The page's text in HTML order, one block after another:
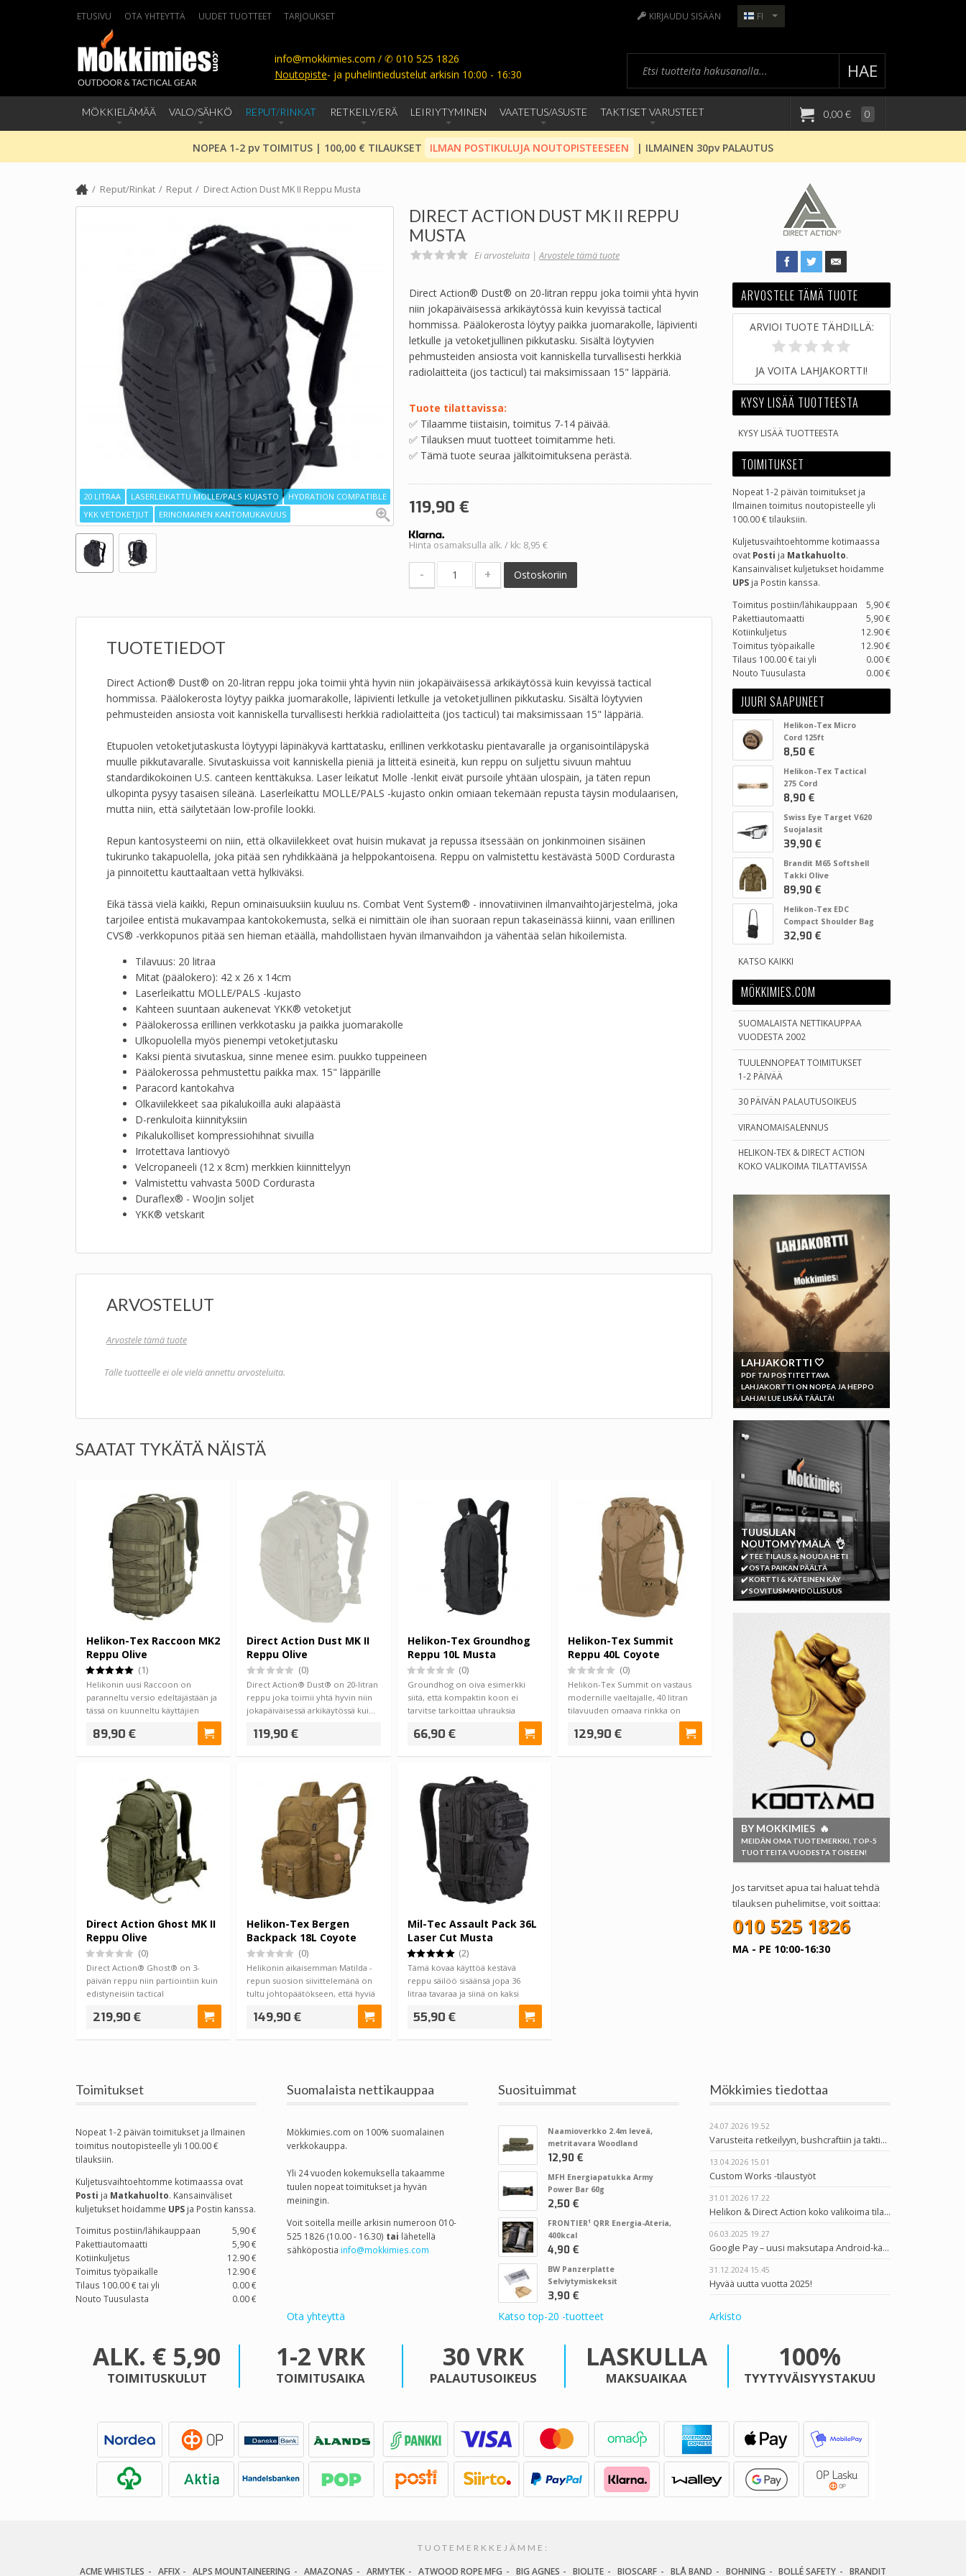
ETUSIVU OTA YHTEYTTÄ UUDET TUOTTEET TARJOUKSET KIRJAUDU SISÄÄN
info@mokkimies.com / ✆ 010 525 1826
Noutopiste- ja puhelintiedustelut arkisin 10:00 - 16:30 HAE
FI
MÖKKIELÄMÄÄ VALO/SÄHKÖ REPUT/RINKAT RETKEILY/ERÄ LEIRIYTYMINEN VAATETUS/ASUSTE TAKTISET VARUSTEET 0,00 € 0
NOPEA 1-2 pv TOIMITUS | 100,00 € TILAUKSET ILMAN POSTIKULUJA NOUTOPISTEESEEN | ILMAINEN 30pv PALAUTUS
Reput/Rinkat Reput Direct Action Dust MK II Reppu Musta
DIRECT ACTION DUST MK II REPPU
MUSTA
Ei arvosteluita |Arvostele tämä tuote
20 LITRAA LASERLEIKATTU MOLLE/PALS KUJASTO
HYDRATION COMPATIBLE
YKK VETOKETJUT
ERINOMAINEN KANTOMUKAVUUS
Direct Action® Dust® on 20-litran reppu joka toimii yhtä hyvin
niin jokapäiväisessä arkikäytössä kuin kevyissä tactical
hommissa. Päälokerosta löytyy paikka juomarakolle, läpivienti
letkulle ja vetoketjullinen pikkutasku. Sisältä löytyvien
pehmusteiden ansiosta voit kanniskella turvallisesti herkkiä
radiolaitteita (jos tacticul) tai maksimissaan 15" läppäriä.
Tuote tilattavissa:
✅ Tilaamme tiistaisin, toimitus 7-14 päivää.
✅ Tilauksen muut tuotteet toimitamme heti.
✅ Tämä tuote seuraa jälkitoimituksena perästä.
119,90 €
Hinta osamaksulla alk. / kk: 8,95 €
- + Ostoskoriin
TUOTETIEDOT
Direct Action® Dust® on 20-litran reppu joka toimii yhtä hyvin niin jokapäiväisessä arkikäytössä kuin kevyissä tactical
hommissa. Päälokerosta löytyy paikka juomarakolle, läpivienti letkulle ja vetoketjullinen pikkutasku. Sisältä löytyvien
pehmusteiden ansiosta voit kanniskella turvallisesti herkkiä radiolaitteita (jos tacticul) tai maksimissaan 15" läppäriä.
Etupuolen vetoketjutaskusta löytyypi läpinäkyvä karttatasku, erillinen verkkotasku pientavaralle ja organisointiläpyskä
muulle pikkutavaralle. Sivutaskuissa voit kanniskella pieniä ja litteitä esineitä, kun reppu on suljettu sivuun mahtuu
standardikokoinen U.S. canteen kenttäkuksa. Laser leikatut Molle -lenkit eivät pursoile yhtään ulospäin, ja täten repun
ulkopinta pysyy tasaisen sileänä. Laserleikattu MOLLE/PALS -kujasto onkin omiaan tekemään repusta täysin modulaarisen,
mutta niin, että säilytetään low-profile lookki.
Repun kantosysteemi on niin, että olkaviilekkeet ovat huisin mukavat ja repussa itsessään on jonkinmoinen sisäinen
tukirunko takapuolella, joka pitää sen ryhdikkäänä ja helppokantoisena. Reppu on valmistettu kestävästä 500D Cordurasta
ja pinnoitettu kauttaaltaan vettä hylkiväksi.
Eikä tässä vielä kaikki, Repun ominaisuuksiin kuuluu ns. Combat Vent System® - innovatiivinen ilmanvaihtojärjestelmä, joka
tarjoilee entistä mukavampaa kantokokemusta, selkä ei nimittäin ole ihan suoraan repun takaseinässä kiinni, vaan erillinen
CVS® -verkkopunos pitää sen hieman etäällä, mahdollistaen hyvän ilmanvaihdon ja vähentää selän hikoilemista.
Tilavuus: 20 litraa
Mitat (päälokero): 42 x 26 x 14cm
Laserleikattu MOLLE/PALS -kujasto
Kahteen suuntaan aukenevat YKK® vetoketjut
Päälokerossa erillinen verkkotasku ja paikka juomarakolle
Ulkopuolella myös pienempi vetoketjutasku
Kaksi pientä sivutaskua, sinne menee esim. puukko tuppeineen
Päälokerossa pehmustettu paikka max. 15" läppärille
Paracord kantokahva
Olkaviilekkeet saa pikalukoilla auki alapäästä
D-renkuloita kiinnityksiin
Pikalukolliset kompressiohihnat sivuilla
Irrotettava lantiovyö
Velcropaneeli (12 x 8cm) merkkien kiinnittelyyn
Valmistettu vahvasta 500D Cordurasta
Duraflex® - WooJin soljet
YKK® vetskarit
ARVOSTELUT
Arvostele tämä tuote
Tälle tuotteelle ei ole vielä annettu arvosteluita.
SAATAT TYKÄTÄ NÄISTÄ
Helikon-Tex Raccoon MK2
Reppu Olive
(1)
Helikonin uusi Raccoon on
paranneltu versio edeltäjästään ja
tässä on kuunneltu käyttäjien
89,90 €
Direct Action Dust MK II
Reppu Olive
(0)
Direct Action® Dust® on 20-litran
reppu joka toimii yhtä hyvin niin
jokapäiväisessä arkikäytössä kui…
119,90 €
Helikon-Tex Groundhog
Reppu 10L Musta
(0)
Groundhog on oiva esimerkki
siitä, että kompaktin koon ei
tarvitse tarkoittaa uhrauksia
66,90 €
Helikon-Tex Summit
Reppu 40L Coyote
(0)
Helikon-Tex Summit on vastaus
modernille vaeltajalle, 40 litran
tilavuuden omaava rinkka on
129,90 €
Direct Action Ghost MK II
Reppu Olive
(0)
Direct Action® Ghost® on 3-
päivän reppu niin partiointiin kuin
edistyneisiin tactical
219,90 €
Helikon-Tex Bergen
Backpack 18L Coyote
(0)
Helikonin aikaisemman Matilda -
repun suosion siivittelemänä on
tultu johtopäätökseen, että hyviä
149,90 €
Mil-Tec Assault Pack 36L
Laser Cut Musta
(2)
Tämä kovaa käyttöä kestävä
reppu säilöö sisäänsä jopa 36
litraa tavaraa ja siinä on kaksi
55,90 €
ARVOSTELE TÄMÄ TUOTE
ARVIOI TUOTE TÄHDILLÄ:
JA VOITA LAHJAKORTTI!
KYSY LISÄÄ TUOTTEESTA
KYSY LISÄÄ TUOTTEESTA
TOIMITUKSET
Nopeat 1-2 päivän toimitukset ja
Ilmainen toimitus noutopisteelle yli
100.00 € tilauksiin.
Kuljetusvaihtoehtomme kotimaassa
ovat Posti ja Matkahuolto.
Kansainväliset kuljetukset hoidamme
UPS ja Postin kanssa.
Toimitus postiin/lähikauppaan
5,90 €
Pakettiautomaatti
5,90 €
Kotiinkuljetus
12.90 €
Toimitus työpaikalle
12.90 €
Tilaus 100.00 € tai yli
0.00 €
Nouto Tuusulasta
0.00 €
JUURI SAAPUNEET
Helikon-Tex Micro
Cord 125ft
8,50 €
Helikon-Tex Tactical
275 Cord
8,90 €
Swiss Eye Target V620
Suojalasit
39,90 €
Brandit M65 Softshell
Takki Olive
89,90 €
Helikon-Tex EDC
Compact Shoulder Bag
32,90 €
KATSO KAIKKI
MÖKKIMIES.COM
SUOMALAISTA NETTIKAUPPAA
VUODESTA 2002
TUULENNOPEAT TOIMITUKSET
1-2 PÄIVÄÄ
30 PÄIVÄN PALAUTUSOIKEUS
VIRANOMAISALENNUS
HELIKON-TEX & DIRECT ACTION
KOKO VALIKOIMA TILATTAVISSA
LAHJAKORTTI 🤍
PDF TAI POSTITETTAVA
LAHJAKORTTI ON NOPEA JA HEPPO
LAHJA! LUE LISÄÄ TÄÄLTÄ!
TUUSULAN
NOUTOMYYMÄLÄ 👌
✔️ TEE TILAUS & NOUDA HETI
✔️ OSTA PAIKAN PÄÄLTÄ
✔️ KORTTI & KÄTEINEN KÄY
✔️ SOVITUSMAHDOLLISUUS
BY MOKKIMIES 🔥
MEIDÄN OMA TUOTEMERKKI, TOP-5
TUOTTEITA VUODESTA TOISEEN!
Jos tarvitset apua tai haluat tehdä
tilauksen puhelimitse, voit soittaa:
010 525 1826
MA - PE 10:00-16:30
Toimitukset
Nopeat 1-2 päivän toimitukset ja Ilmainen
toimitus noutopisteelle yli 100.00 €
tilauksiin.
Kuljetusvaihtoehtomme kotimaassa ovat
Posti ja Matkahuolto. Kansainväliset
kuljetukset hoidamme UPS ja Postin kanssa.
Toimitus postiin/lähikauppaan
5,90 €
Pakettiautomaatti
5,90 €
Kotiinkuljetus
12.90 €
Toimitus työpaikalle
12.90 €
Tilaus 100.00 € tai yli
0.00 €
Nouto Tuusulasta
0.00 €
Suomalaista nettikauppaa
Mökkimies.com on 100% suomalainen
verkkokauppa.
Yli 24 vuoden kokemuksella takaamme
tuulen nopeat toimitukset ja hyvän
meiningin.
Voit soitella meille arkisin numeroon 010-
525 1826 (10.00 - 16.30) tai lähetellä
sähköpostia info@mokkimies.com
Ota yhteyttä
Suosituimmat
Naamioverkko 2.4m leveä,
metritavara Woodland
12,90 €
MFH Energiapatukka Army
Power Bar 60g
2,50 €
FRONTIER¹ QRR Energia-Ateria,
400kcal
4,90 €
BW Panzerplatte
Selviytymiskeksit
3,90 €
Katso top-20 -tuotteet
Mökkimies tiedottaa
24.07.2026 19.52
Varusteita retkeilyyn, bushcraftiin ja taktiseen käyttöön
13.04.2026 15.01
Custom Works -tilaustyöt
31.01.2026 17.22
Helikon & Direct Action koko valikoima tilattavissa
06.03.2025 19.27
Google Pay – uusi maksutapa Android-käyttäjille
31.12.2024 15.45
Hyvää uutta vuotta 2025!
Arkisto
ALK. € 5,90
TOIMITUSKULUT
1-2 VRK
TOIMITUSAIKA
30 VRK
PALAUTUSOIKEUS
LASKULLA
MAKSUAIKAA
100%
TYYTYVÄISYYSTAKUU
TUOTEMERKKEJÄMME:
ACME WHISTLES AFFIX ALPS MOUNTAINEERING AMAZONAS ARMYTEK ATWOOD ROPE MFG BIG AGNES BIOLITE BIOSCARF BLÅ BAND BOHNING BOLLÉ SAFETY BRANDIT